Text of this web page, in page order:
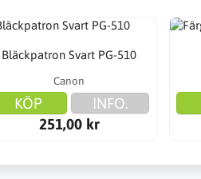
Bläckpatron Svart PG-510
Canon
KÖP
INFO.
251,00 kr